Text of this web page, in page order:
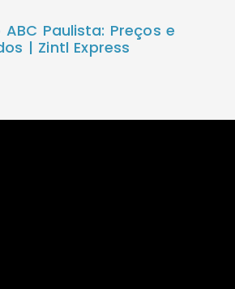
Paulista: Preços e
| Zintl Express